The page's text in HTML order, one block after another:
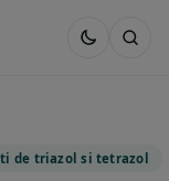
de triazol si tetrazol